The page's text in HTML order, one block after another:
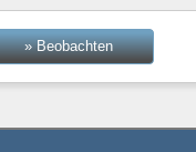
» Beobachten